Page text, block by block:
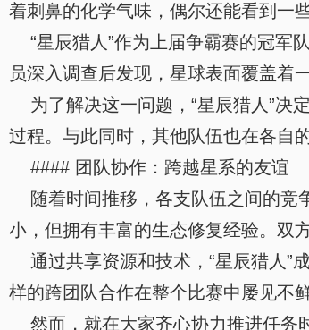
着刺鼻的化学气味，偶尔还能看到一
“星辰猎人”作为上届争霸赛的冠军
员深入调查后发现，星球表面覆盖着
为了解决这一问题，“星辰猎人”决
过程。与此同时，其他队伍也在各自
#### 团队协作：跨越星系的友谊
随着时间推移，各支队伍之间的竞
小，但拥有丰富的生态修复经验。双
通过共享资源和技术，“星辰猎人”
样的跨团队合作在整个比赛中屡见不
然而，就在大家齐心协力推进任务